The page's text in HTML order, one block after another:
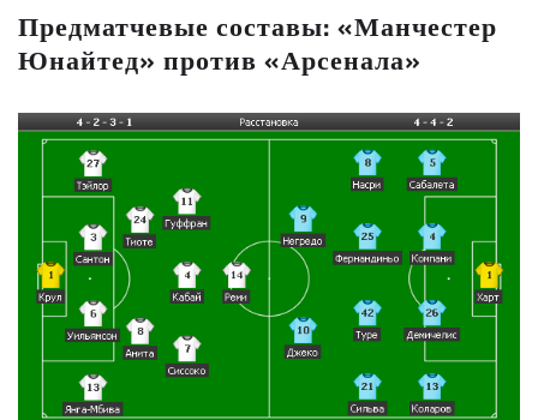
Предматчевые составы: «Манчестер
Юнайтед» против «Арсенала»